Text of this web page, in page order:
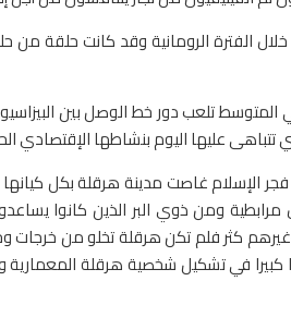
الفترة الرومانية وقد كانت حلقة من
تلعب دور خط الوصل بين
عليها اليوم بنشاطها الإقتصادي
الإسلام غاصت مدينة هرقلة بكل
ومن ذوي البر الذين كانوا
كثر فلم تكن هرقلة تخلو من خرجات
كبيرا في تشكيل شخصية هرقلة المعمارية